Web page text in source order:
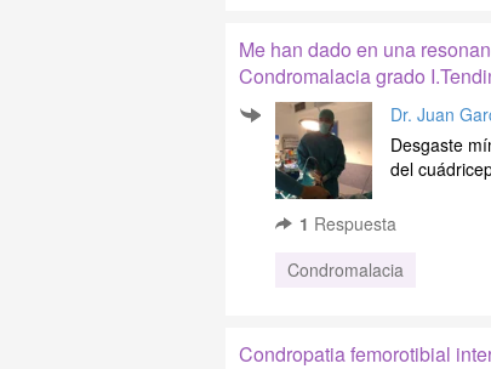
Me han dado en una
Condromalacia grado
Dr. Juan
Desgaste
del
1 Respuesta
Condromalacia
Condropatia femorotibial